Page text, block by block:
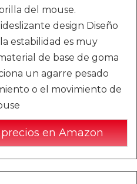
del mouse.
design Diseño
estabilidad es muy
de base de goma
un agarre pesado
o el movimiento de
en Amazon